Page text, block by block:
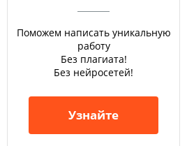
Поможем написать уникальную
работу
Без плагиата!
Без нейросетей!
Узнайте